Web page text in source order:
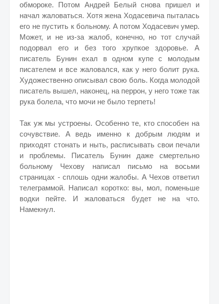
обмороке. Потом Андрей Белый снова пришел и
начал жаловаться. Хотя жена Ходасевича пыталась
его не пустить к больному. А потом Ходасевич умер.
Может, и не из-за жалоб, конечно, но тот случай
подорвал его и без того хрупкое здоровье. А
писатель Бунин ехал в одном купе с молодым
писателем и все жаловался, как у него болит рука.
Художественно описывал свою боль. Когда молодой
писатель вышел, наконец, на перрон, у него тоже так
рука болела, что мочи не было терпеть!
Так уж мы устроены. Особенно те, кто способен на
сочувствие. А ведь именно к добрым людям и
приходят стонать и ныть, расписывать свои печали
и проблемы. Писатель Бунин даже смертельно
больному Чехову написал письмо на восьми
страницах - сплошь одни жалобы. А Чехов ответил
телеграммой. Написал коротко: вы, мол, поменьше
водки пейте. И жаловаться будет не на что.
Намекнул.